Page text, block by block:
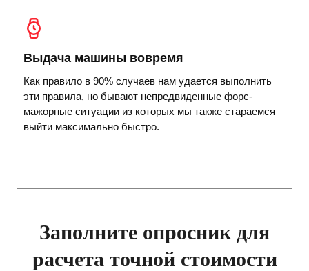
Выдача машины вовремя
Как правило в 90% случаев нам удается выполнить
эти правила, но бывают непредвиденные форс-
мажорные ситуации из которых мы также стараемся
выйти максимально быстро.
Заполните опросник для
расчета точной стоимости